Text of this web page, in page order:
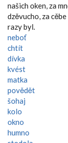
našich oken, za
dzěvucho, za
razy byl.
neboť
chtít
dívka
kvést
matka
povědět
šohaj
kolo
okno
humno